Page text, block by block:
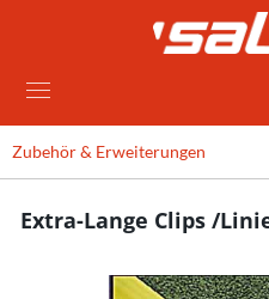
Zubehör & Erweiterungen
Extra-Lange Clips /